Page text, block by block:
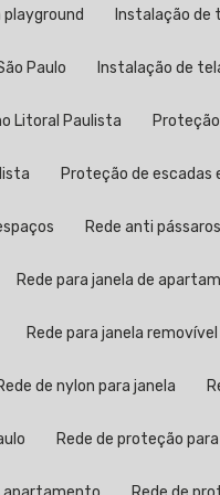
Instalação de
Paulo Instalação de
Litoral Paulista
Proteção de escadas
Rede anti
Rede para janela de
Rede para janela removível
Rede de nylon para janela
Rede de proteção